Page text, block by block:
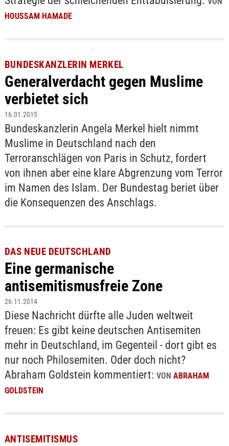
HOUSSAM HAMADE
BUNDESKANZLERIN MERKEL
Generalverdacht gegen Muslime
verbietet sich
16.01.2015
Bundeskanzlerin Angela Merkel hielt nimmt
Muslime in Deutschland nach den
Terroranschlägen von Paris in Schutz, fordert
von ihnen aber eine klare Abgrenzung vom Terror
im Namen des Islam. Der Bundestag beriet über
die Konsequenzen des Anschlags.
DAS NEUE DEUTSCHLAND
Eine germanische
antisemitismusfreie Zone
26.11.2014
Diese Nachricht dürfte alle Juden weltweit
freuen: Es gibt keine deutschen Antisemiten
mehr in Deutschland, im Gegenteil - dort gibt es
nur noch Philosemiten. Oder doch nicht?
Abraham Goldstein kommentiert: VON ABRAHAM
GOLDSTEIN
ANTISEMITISMUS